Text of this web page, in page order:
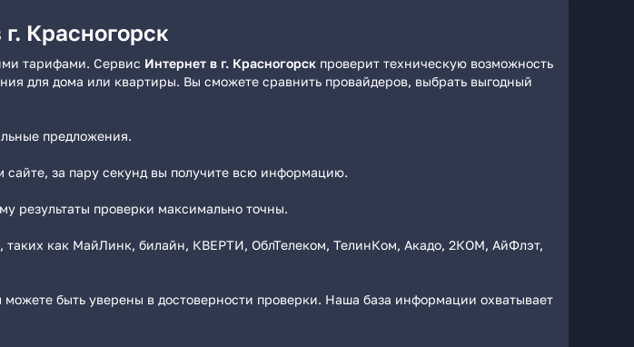
Красногорск
тарифами. Сервис Интернет в г. Красногорск проверит техническую возможность
для дома или квартиры. Вы сможете сравнить провайдеров, выбрать выгодный
предложения.
за пару секунд вы получите всю информацию.
результаты проверки максимально точны.
таких как МайЛинк, билайн, КВЕРТИ, ОблТелеком, ТелинКом, Акадо, 2КОМ, АйФлэт,
быть уверены в достоверности проверки. Наша база информации охватывает